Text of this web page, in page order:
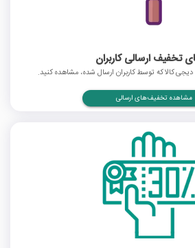
تخفیف ارسالی کاربران
کالا که توسط کاربران ارسال شده، مشاهده کنید.
مشاهده تخفیف‌های ارسالی